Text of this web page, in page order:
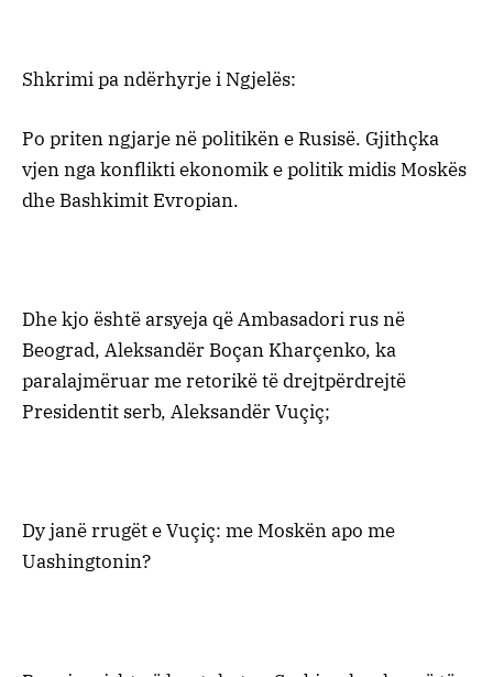
Shkrimi pa ndërhyrje i Ngjelës:
Po priten ngjarje në politikën e Rusisë. Gjithçka
vjen nga konflikti ekonomik e politik midis Moskës
dhe Bashkimit Evropian.
Dhe kjo është arsyeja që Ambasadori rus në
Beograd, Aleksandër Boçan Kharçenko, ka
paralajmëruar me retorikë të drejtpërdrejtë
Presidentit serb, Aleksandër Vuçiç;
Dy janë rrugët e Vuçiç: me Moskën apo me
Uashingtonin?